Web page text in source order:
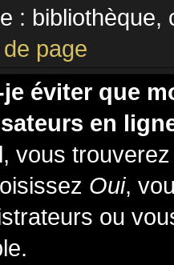
:
page
éviter que
en
vous
Oui,
ou